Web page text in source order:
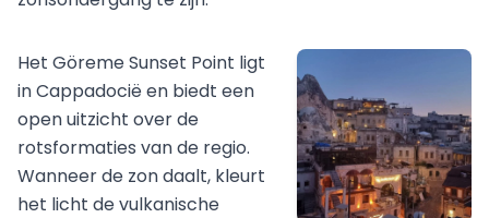
Het Göreme Sunset Point ligt
in Cappadocië en biedt een
open uitzicht over de
rotsformaties van de regio.
Wanneer de zon daalt, kleurt
het licht de vulkanische